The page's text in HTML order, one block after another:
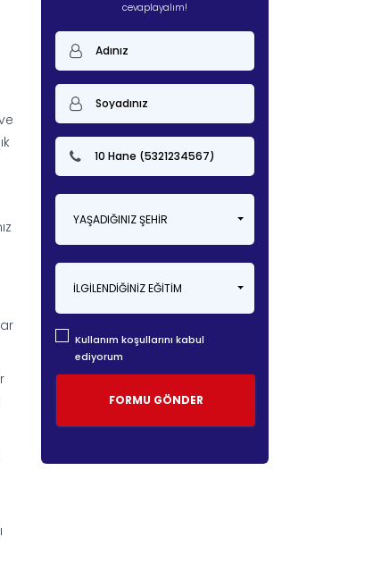
cevaplayalım!
YAŞADIĞINIZ ŞEHIR
İLGILENDIĞINIZ EĞITIM
Kullanım koşullarını kabul
ediyorum